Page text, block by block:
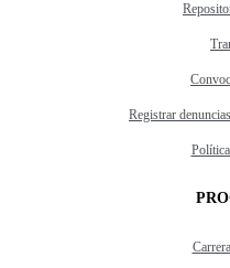
Registrar